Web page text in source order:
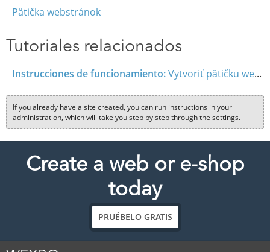
Pätička webstránok
Tutoriales relacionados
Instrucciones de funcionamiento:Vytvoriť pätičku webu
If you already have a site created, you can run instructions in your
administration, which will take you step by step through the settings.
Create a web or e-shop
today
PRUÉBELO GRATIS